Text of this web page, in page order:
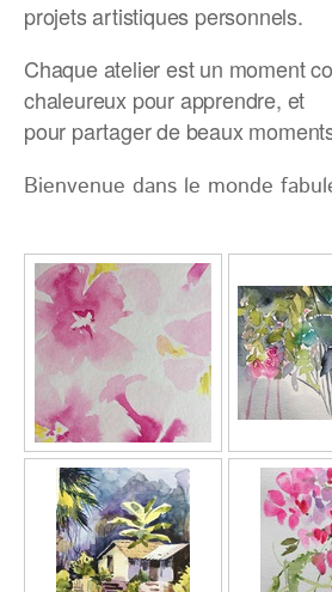
projets artistiques personnels.
Chaque atelier est un moment
chaleureux pour apprendre, et
pour partager de beaux
Bienvenue dans le monde